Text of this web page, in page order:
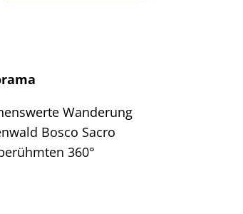
Wanderung
Bosco Sacro
360°